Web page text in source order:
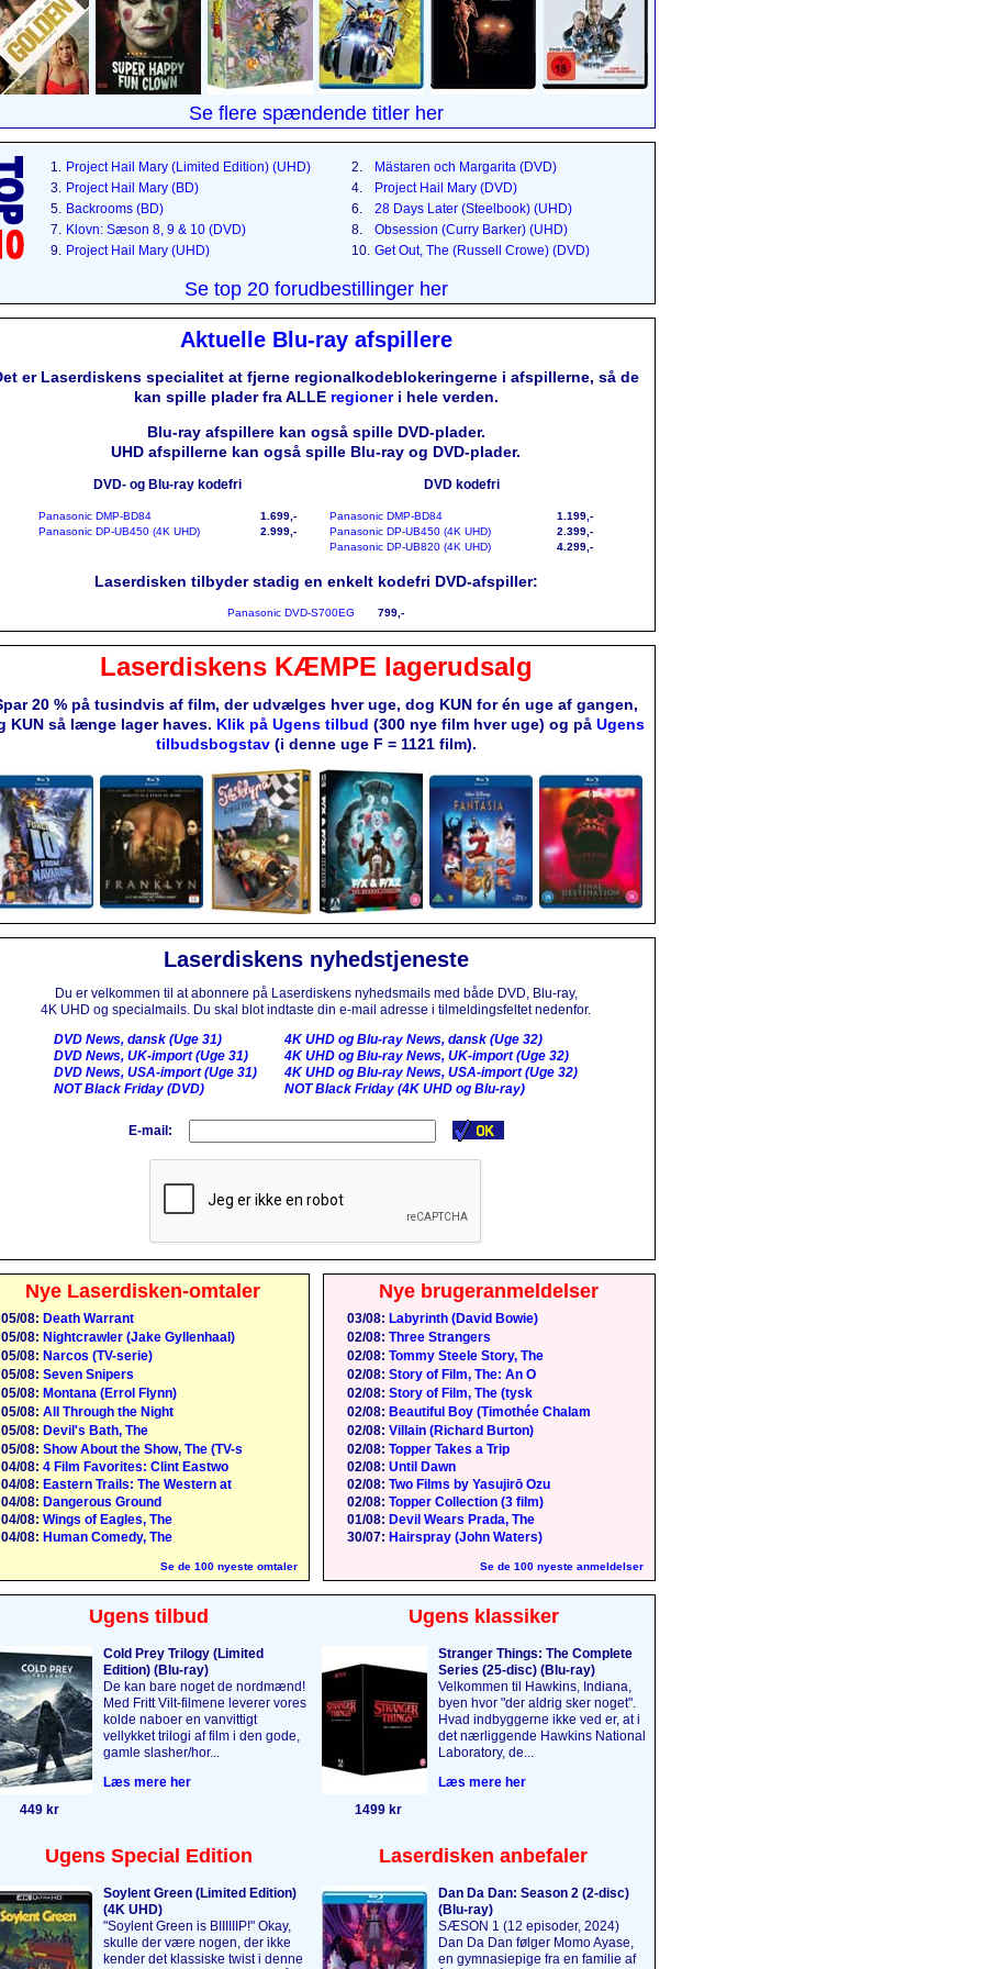
Se flere spændende titler her
1. Project Hail Mary (Limited Edition) (UHD) 2.
Mästaren och Margarita (DVD)
3. Project Hail Mary (BD) 4.
Project Hail Mary (DVD)
5. Backrooms (BD) 6.
28 Days Later (Steelbook) (UHD)
7. Klovn: Sæson 8, 9 & 10 (DVD) 8.
Obsession (Curry Barker) (UHD)
9. Project Hail Mary (UHD) 10. Get Out, The (Russell Crowe) (DVD)
Se top 20 forudbestillinger her
Aktuelle Blu-ray afspillere
er Laserdiskens specialitet at fjerne regionalkodeblokeringerne i afspillerne, så de
kan spille plader fra ALLE regioneri hele verden.
Blu-ray afspillere kan også spille DVD-plader.
UHD afspillerne kan også spille Blu-ray og DVD-plader.
DVD- og Blu-ray kodefri DVD kodefri
Panasonic DMP-BD84 1.699,- Panasonic DMP-BD84
1.199,-
Panasonic DP-UB450 (4K UHD)
2.999,- Panasonic DP-UB450 (4K UHD)
2.399,-
Panasonic DP-UB820 (4K UHD)
4.299,-
Laserdisken tilbyder stadig en enkelt kodefri DVD-afspiller:
Panasonic DVD-S700EG 799,-
Laserdiskens KÆMPE lagerudsalg
20 % på tusindvis af film, der udvælges hver uge, dog KUN for én uge af gangen,
KUN så længe lager haves. Klik på Ugens tilbud (300 nye film hver uge) og på Ugens
tilbudsbogstav(i denne uge F = 1121 film).
Laserdiskens nyhedstjeneste
Du er velkommen til at abonnere på Laserdiskens nyhedsmails med både DVD, Blu-ray,
4K UHD og specialmails. Du skal blot indtaste din e-mail adresse i tilmeldingsfeltet nedenfor.
DVD News, dansk (Uge 31)
4K UHD og Blu-ray News, dansk (Uge 32)
DVD News, UK-import (Uge 31)
4K UHD og Blu-ray News, UK-import (Uge 32)
DVD News, USA-import (Uge 31)
4K UHD og Blu-ray News, USA-import (Uge 32)
NOT Black Friday (DVD)
NOT Black Friday (4K UHD og Blu-ray)
E-mail:
Nye Laserdisken-omtaler
05/08: Death Warrant
05/08: Nightcrawler (Jake Gyllenhaal)
05/08: Narcos (TV-serie)
05/08: Seven Snipers
05/08: Montana (Errol Flynn)
05/08: All Through the Night
05/08: Devil's Bath, The
05/08: Show About the Show, The (TV-s
04/08: 4 Film Favorites: Clint Eastwo
04/08: Eastern Trails: The Western at
04/08: Dangerous Ground
04/08: Wings of Eagles, The
04/08: Human Comedy, The
Se de 100 nyeste omtaler
Nye brugeranmeldelser
03/08: Labyrinth (David Bowie)
02/08: Three Strangers
02/08: Tommy Steele Story, The
02/08: Story of Film, The: An O
02/08: Story of Film, The (tysk
02/08: Beautiful Boy (Timothée Chalam
02/08: Villain (Richard Burton)
02/08: Topper Takes a Trip
02/08: Until Dawn
02/08: Two Films by Yasujirō Ozu
02/08: Topper Collection (3 film)
01/08: Devil Wears Prada, The
30/07: Hairspray (John Waters)
Se de 100 nyeste anmeldelser
Ugens tilbud
Cold Prey Trilogy (Limited
Edition) (Blu-ray)
De kan bare noget de nordmænd!
Med Fritt Vilt-filmene leverer vores
kolde naboer en vanvittigt
vellykket trilogi af film i den gode,
gamle slasher/hor...
Læs mere her
449 kr
Ugens klassiker
Stranger Things: The Complete
Series (25-disc) (Blu-ray)
Velkommen til Hawkins, Indiana,
byen hvor "der aldrig sker noget".
Hvad indbyggerne ikke ved er, at i
det nærliggende Hawkins National
Laboratory, de...
Læs mere her
1499 kr
Ugens Special Edition
Soylent Green (Limited Edition)
(4K UHD)
"Soylent Green is BIIIIIIP!" Okay,
skulle der være nogen, der ikke
kender det klassiske twist i denne
Laserdisken anbefaler
Dan Da Dan: Season 2 (2-disc)
(Blu-ray)
SÆSON 1 (12 episoder, 2024)
Dan Da Dan følger Momo Ayase,
en gymnasiepige fra en familie af